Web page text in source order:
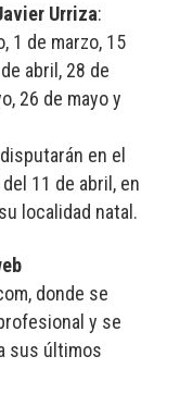
Urriza:
1 de marzo, 15
abril, 28 de
26 de mayo y
en el
11 de abril, en
localidad natal.
, donde se
y se
sus últimos